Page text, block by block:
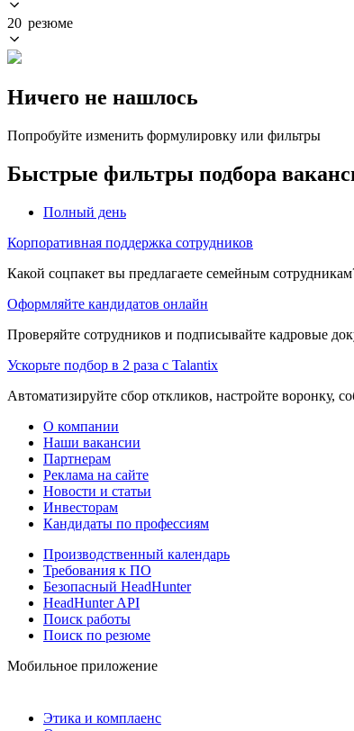
20 резюме
Ничего не нашлось
Попробуйте изменить формулировку или фильтры
Быстрые фильтры подбора
Полный день
Корпоративная поддержка сотрудников
Какой соцпакет вы предлагаете семейным
Оформляйте кандидатов онлайн
Проверяйте сотрудников и подписывайте кадровые
Ускорьте подбор в 2 раза с Talantix
Автоматизируйте сбор откликов, настройте воронку,
О компании
Наши вакансии
Партнерам
Реклама на сайте
Новости и статьи
Инвесторам
Кандидаты по профессиям
Производственный календарь
Требования к ПО
Безопасный HeadHunter
HeadHunter API
Поиск работы
Поиск по резюме
Мобильное приложение
Этика и комплаенс